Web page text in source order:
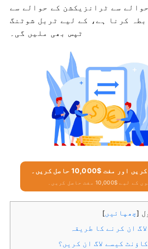
سے ٹرانزیکشن کے حوالے سے
کرنا ہے، کے لیے ٹربل شوٹنگ
ٹپس بھی ملیں گی۔
$10,000 مفت حاصل کریں۔
[چھپائیں]
ان کرنے کا طریقہ
کیسے لاگ ان کریں؟